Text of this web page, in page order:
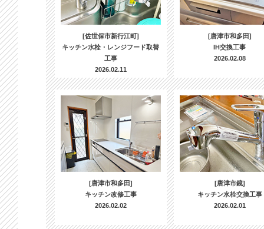
[佐世保市新行江町]
キッチン水栓・レンジフード取替
工事
2026.02.11
[唐津市和多田]
IH交換工事
2026.02.08
[唐津市和多田]
キッチン改修工事
2026.02.02
[唐津市鏡]
キッチン水栓交換工事
2026.02.01